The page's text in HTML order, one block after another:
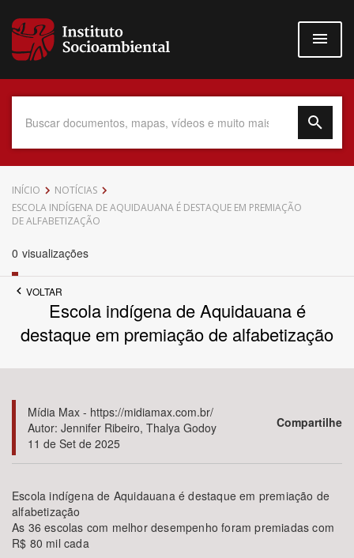
para
conteúdo
Data do Documento
Povo Indígena
Tema
Área de Levantamento
INÍCIO
NOTÍCIAS
ESCOLA INDÍGENA DE AQUIDAUANA É DESTAQUE EM PREMIAÇÃO
DE ALFABETIZAÇÃO
0 visualizações
VOLTAR
Escola indígena de Aquidauana é
destaque em premiação de alfabetização
Mídia Max - https://midiamax.com.br/
Autor: Jennifer Ribeiro, Thalya Godoy
11 de Set de 2025
Compartilhe
Escola indígena de Aquidauana é destaque em premiação de
alfabetização
As 36 escolas com melhor desempenho foram premiadas com
R$ 80 mil cada